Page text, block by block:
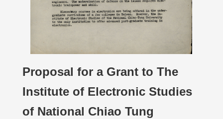
Proposal for a Grant to The
Institute of Electronic Studies
of National Chiao Tung